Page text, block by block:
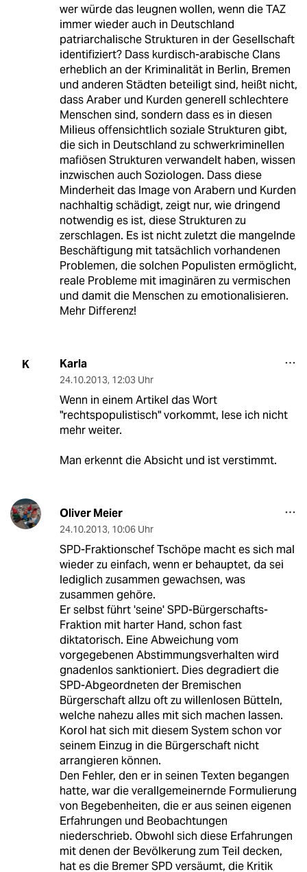
wer würde das leugnen wollen, wenn die TAZ
immer wieder auch in Deutschland
patriarchalische Strukturen in der Gesellschaft
identifiziert? Dass kurdisch-arabische Clans
erheblich an der Kriminalität in Berlin, Bremen
und anderen Städten beteiligt sind, heißt nicht,
dass Araber und Kurden generell schlechtere
Menschen sind, sondern dass es in diesen
Milieus offensichtlich soziale Strukturen gibt,
die sich in Deutschland zu schwerkriminellen
mafiösen Strukturen verwandelt haben, wissen
inzwischen auch Soziologen. Dass diese
Minderheit das Image von Arabern und Kurden
nachhaltig schädigt, zeigt nur, wie dringend
notwendig es ist, diese Strukturen zu
zerschlagen. Es ist nicht zuletzt die mangelnde
Beschäftigung mit tatsächlich vorhandenen
Problemen, die solchen Populisten ermöglicht,
reale Probleme mit imaginären zu vermischen
und damit die Menschen zu emotionalisieren.
Mehr Differenz!
K Karla
24.10.2013, 12:03 Uhr
Wenn in einem Artikel das Wort
"rechtspopulistisch" vorkommt, lese ich nicht
mehr weiter.
Man erkennt die Absicht und ist verstimmt.
Oliver Meier
24.10.2013, 10:06 Uhr
SPD-Fraktionschef Tschöpe macht es sich mal
wieder zu einfach, wenn er behauptet, da sei
lediglich zusammen gewachsen, was
zusammen gehöre.
Er selbst führt 'seine' SPD-Bürgerschafts-
Fraktion mit harter Hand, schon fast
diktatorisch. Eine Abweichung vom
vorgegebenen Abstimmungsverhalten wird
gnadenlos sanktioniert. Dies degradiert die
SPD-Abgeordneten der Bremischen
Bürgerschaft allzu oft zu willenlosen Bütteln,
welche nahezu alles mit sich machen lassen.
Korol hat sich mit diesem System schon vor
seinem Einzug in die Bürgerschaft nicht
arrangieren können.
Den Fehler, den er in seinen Texten begangen
hatte, war die verallgemeinernde Formulierung
von Begebenheiten, die er aus seinen eigenen
Erfahrungen und Beobachtungen
niederschrieb. Obwohl sich diese Erfahrungen
mit denen der Bevölkerung zum Teil decken,
hat es die Bremer SPD versäumt, die Kritik